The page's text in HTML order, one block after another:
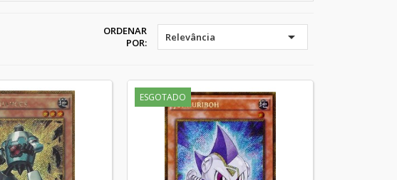
ORDENAR
POR:
Relevância 
ESGOTADO